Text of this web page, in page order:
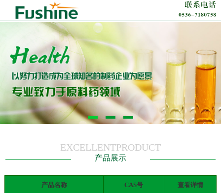
EXCELLENTPRODUCT
产品展示
产品名称 CAS号 查看详情